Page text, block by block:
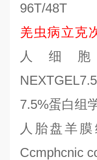
96T/48T
羌虫病立克
人细
7.5%蛋白组
人胎盘羊
Ccmphcnic